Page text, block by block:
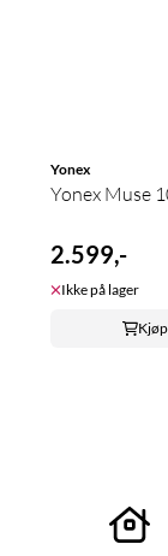
Yonex
Yonex Muse
2.599,-
Ikke på lager
Kjøp